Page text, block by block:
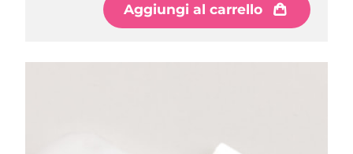
Aggiungi al carrello